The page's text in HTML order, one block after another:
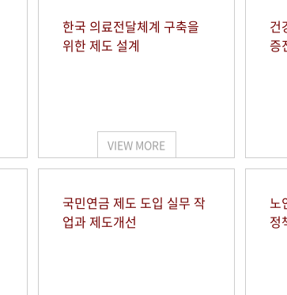
한국 의료전달체계 구축을
위한 제도 설계
VIEW MORE
건
증
국민연금 제도 도입 실무 작
업과 제도개선
노
정